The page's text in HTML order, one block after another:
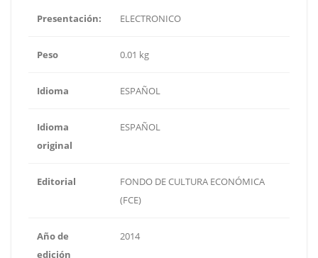
Presentación: ELECTRONICO
Peso 0.01 kg
Idioma ESPAÑOL
Idioma
original
ESPAÑOL
Editorial
FONDO DE CULTURA ECONÓMICA
(FCE)
Año de
edición
2014